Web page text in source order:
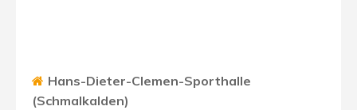
Hans-Dieter-Clemen-Sporthalle
(Schmalkalden)